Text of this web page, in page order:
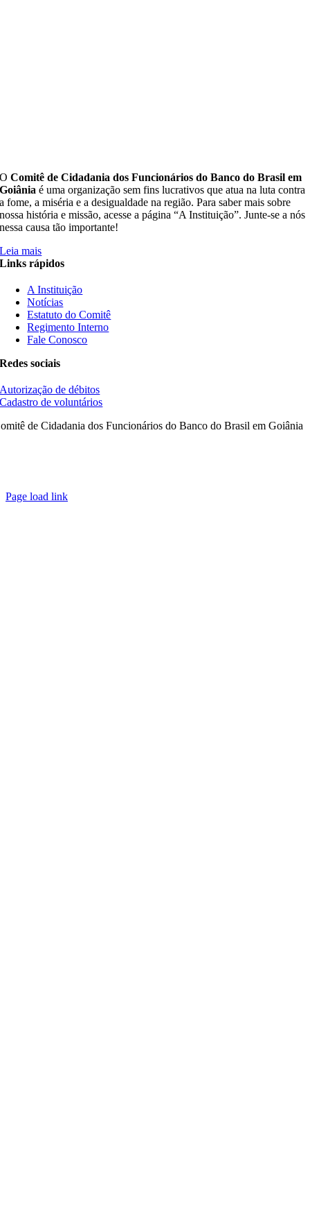
OComitê de Cidadania dos Funcionários do Banco do Brasil em
Goiânia é uma organização sem fins lucrativos que atua na luta contra
a fome, a miséria e a desigualdade na região. Para saber mais sobre
nossa história e missão, acesse a página “A Instituição”. Junte-se a nós
nessa causa tão importante!
Leia mais
Links rápidos
A Instituição
Notícias
Estatuto do Comitê
Regimento Interno
Fale Conosco
Redes sociais
Autorização de débitos
Cadastro de voluntários
de Cidadania dos Funcionários do Banco do Brasil em Goiânia
Page load link